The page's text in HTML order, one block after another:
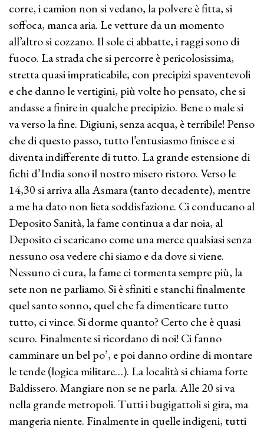
corre, i camion non si vedano, la polvere è fitta, si
soffoca, manca aria. Le vetture da un momento
all’altro si cozzano. Il sole ci abbatte, i raggi sono di
fuoco. La strada che si percorre è pericolosissima,
stretta quasi impraticabile, con precipizi spaventevoli
e che danno le vertigini, più volte ho pensato, che si
andasse a finire in qualche precipizio. Bene o male si
va verso la fine. Digiuni, senza acqua, è terribile! Penso
che di questo passo, tutto l’entusiasmo finisce e si
diventa indifferente di tutto. La grande estensione di
fichi d’India sono il nostro misero ristoro. Verso le
14,30 si arriva alla Asmara (tanto decadente), mentre
a me ha dato non lieta soddisfazione. Ci conducano al
Deposito Sanità, la fame continua a dar noia, al
Deposito ci scaricano come una merce qualsiasi senza
nessuno osa vedere chi siamo e da dove si viene.
Nessuno ci cura, la fame ci tormenta sempre più, la
sete non ne parliamo. Si è sfiniti e stanchi finalmente
quel santo sonno, quel che fa dimenticare tutto
tutto, ci vince. Si dorme quanto? Certo che è quasi
scuro. Finalmente si ricordano di noi! Ci fanno
camminare un bel po’, e poi danno ordine di montare
le tende (logica militare…). La località si chiama forte
Baldissero. Mangiare non se ne parla. Alle 20 si va
nella grande metropoli. Tutti i bugigattoli si gira, ma
mangeria niente. Finalmente in quelle indigeni, tutti